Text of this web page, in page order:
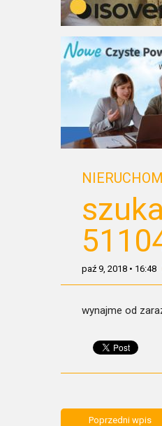
paź 9, 2018 • 16:48
wynajme od
Poprzedni wpis